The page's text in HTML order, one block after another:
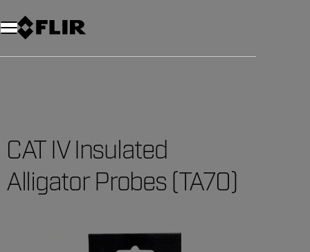
Unread messages
Modelo
Eliminar
artículos
artículo
Añadir al carro
Añadido al carro
CAT IV Insulated
Alligator Probes (TA70)